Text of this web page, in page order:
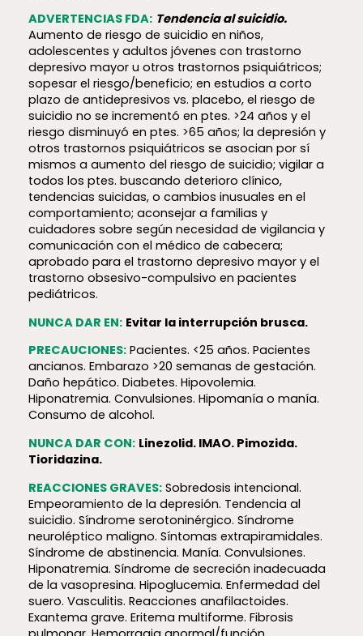
ADVERTENCIAS FDA: Tendencia al suicidio.
Aumento de riesgo de suicidio en niños,
adolescentes y adultos jóvenes con trastorno
depresivo mayor u otros trastornos psiquiátricos;
sopesar el riesgo/beneficio; en estudios a corto
plazo de antidepresivos vs. placebo, el riesgo de
suicidio no se incrementó en ptes. >24 años y el
riesgo disminuyó en ptes. >65 años; la depresión y
otros trastornos psiquiátricos se asocian por sí
mismos a aumento del riesgo de suicidio; vigilar a
todos los ptes. buscando deterioro clínico,
tendencias suicidas, o cambios inusuales en el
comportamiento; aconsejar a familias y
cuidadores sobre según necesidad de vigilancia y
comunicación con el médico de cabecera;
aprobado para el trastorno depresivo mayor y el
trastorno obsesivo-compulsivo en pacientes
pediátricos.
NUNCA DAR EN: Evitar la interrupción brusca.
PRECAUCIONES:Pacientes. <25 años. Pacientes
ancianos. Embarazo >20 semanas de gestación.
Daño hepático. Diabetes. Hipovolemia.
Hiponatremia. Convulsiones. Hipomanía o manía.
Consumo de alcohol.
NUNCA DAR CON: Linezolid. IMAO. Pimozida.
Tioridazina.
REACCIONES GRAVES:Sobredosis intencional.
Empeoramiento de la depresión. Tendencia al
suicidio. Síndrome serotoninérgico. Síndrome
neuroléptico maligno. Síntomas extrapiramidales.
Síndrome de abstinencia. Manía. Convulsiones.
Hiponatremia. Síndrome de secreción inadecuada
de la vasopresina. Hipoglucemia. Enfermedad del
suero. Vasculitis. Reacciones anafilactoides.
Exantema grave. Eritema multiforme. Fibrosis